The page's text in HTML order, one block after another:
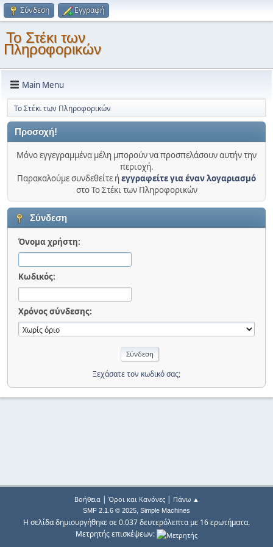
Σύνδεση Εγγραφή
Το Στέκι των
Πληροφορικών
Main Menu
Το Στέκι των Πληροφορικών
Προσοχή!
Μόνο εγγεγραμμένα μέλη μπορούν να προσπελάσουν αυτήν την
περιοχή.
Παρακαλούμε συνδεθείτε ήεγγραφείτε για έναν λογαριασμό
στο Το Στέκι των Πληροφορικών
Σύνδεση
Όνομα χρήστη:
Κωδικός:
Χρόνος σύνδεσης:
Ξεχάσατε τον κωδικό σας;
Βοήθεια| Όροι και Κανόνες| Πάνω ▲
SMF 2.1.6 © 2025, Simple Machines
Η σελίδα δημιουργήθηκε σε 0.037 δευτερόλεπτα με 16 ερωτήματα.
Μετρητής επισκέψεων: